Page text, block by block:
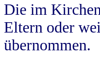
Die im
Eltern oder
übernommen.